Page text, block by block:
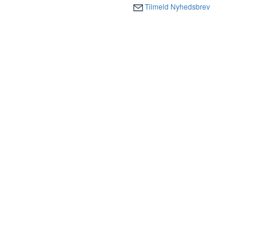
Tilmeld Nyhedsbrev